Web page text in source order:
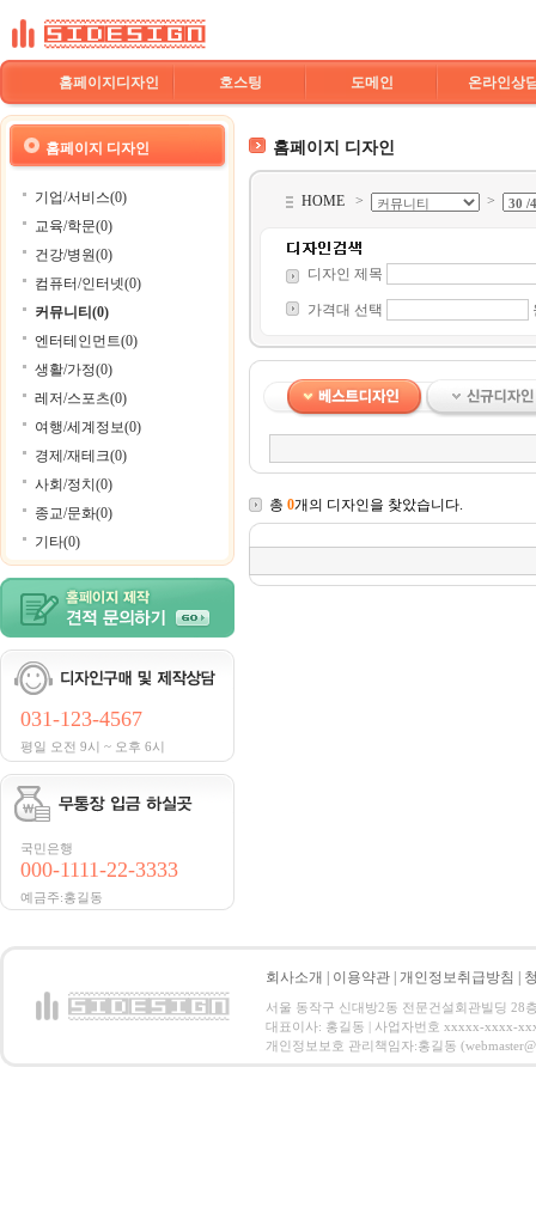
홈페이지디자인 호스팅 도메인 온라인상
홈페이지 디자인
기업/서비스(0)
교육/학문(0)
건강/병원(0)
컴퓨터/인터넷(0)
커뮤니티(0)
엔터테인먼트(0)
생활/가정(0)
레저/스포츠(0)
여행/세계정보(0)
경제/재테크(0)
사회/정치(0)
종교/문화(0)
기타(0)
031-123-4567
평일 오전 9시 ~ 오후 6시
국민은행
000-1111-22-3333
예금주:홍길동
홈페이지 디자인
HOME > >
디자인 제목
가격대 선택
총 0개의 디자인을 찾았습니다.
회사소개 이용약관 개인정보취급방침
서울 동작구 신대방2동 전문건설회관빌딩 28
대표이사: 홍길동 | 사업자번호 xxxxx-xxxx-
개인정보보호 관리책임자:홍길동